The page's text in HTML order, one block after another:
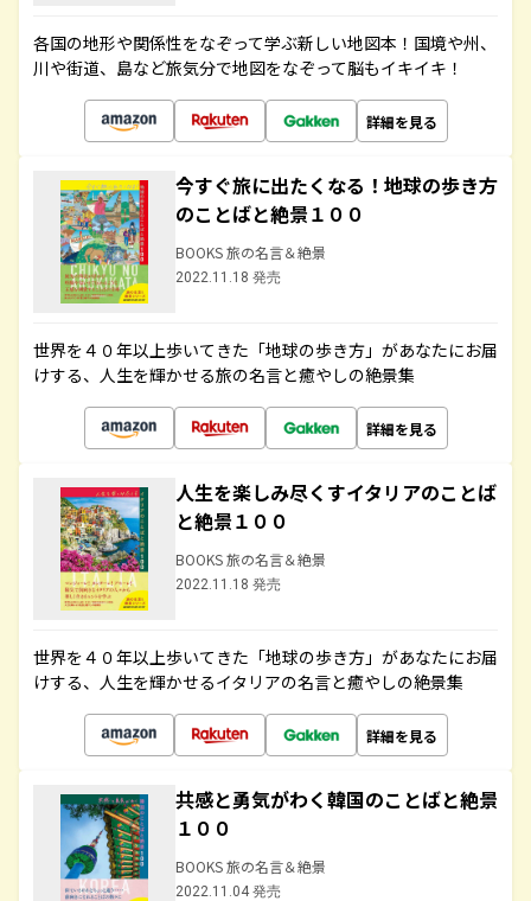
各国の地形や関係性をなぞって学ぶ新しい地図本！国境や州、
川や街道、島など旅気分で地図をなぞって脳もイキイキ！
詳細を見る
今すぐ旅に出たくなる！地球の歩き方
のことばと絶景１００
BOOKS 旅の名言＆絶景
2022.11.18 発売
世界を４０年以上歩いてきた「地球の歩き方」があなたにお届
けする、人生を輝かせる旅の名言と癒やしの絶景集
詳細を見る
人生を楽しみ尽くすイタリアのことば
と絶景１００
BOOKS 旅の名言＆絶景
2022.11.18 発売
世界を４０年以上歩いてきた「地球の歩き方」があなたにお届
けする、人生を輝かせるイタリアの名言と癒やしの絶景集
詳細を見る
共感と勇気がわく韓国のことばと絶景
１００
BOOKS 旅の名言＆絶景
2022.11.04 発売